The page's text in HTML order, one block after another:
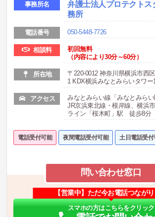
事務所名
弁護士法人プロテクトス
務所
電話番号 050-5448-7726
相談料
初回無料
（内容により30分～60分）
所在地
〒220-0012 神奈川県横浜市西
1 KDX横浜みなとみらいタワー
アクセス
みなとみらい線「みなとみら
JR京浜東北線・根岸線、横浜
ライン「桜木町」駅 徒歩8分
電話受付可能 夜間電話受付可能 土日電話受付
問い合わせ窓口
【営業中】ただ今お電話つなが
スマホの方はこちらをクリック